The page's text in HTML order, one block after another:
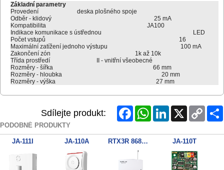
Základní parametry
Provedení
deska plošného spoje
Odběr - klidový
25 mA
Kompatibilita
JA100
Indikace komunikace s ústřednou
LED
Počet vstupů
16
Maximální zatížení jednoho výstupu
100 mA
Zakončení zón
1k až 10k
Třída prostředí
II - vnitřní všeobecné
Rozměry - šířka
66 mm
Rozměry - hloubka
20 mm
Rozměry - výška
27 mm
Sdílejte produkt: FacebookWhatsAppLinkedInX
Copy
Link
PODOBNÉ PRODUKTY
JA-111I JA-110A RTX3R 868MHz JA-110T